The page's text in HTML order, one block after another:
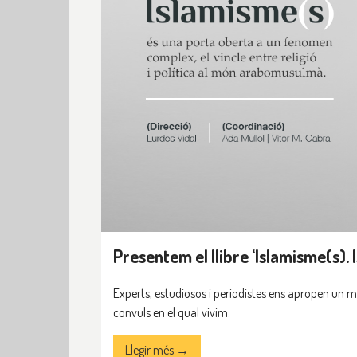
Presentem el llibre
Experts, estudiosos i periodistes ens apropen un
convuls en el qual vivim.
Llegir més →